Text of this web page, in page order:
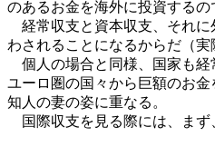
のあるお金を海外に投資する
経常収支と資本収支、それに
わされることになるからだ（
個人の場合と同様、国家も経
ユーロ圏の国々から巨額のお
知人の妻の姿に重なる。
国際収支を見る際には、まず